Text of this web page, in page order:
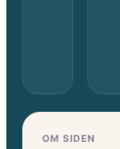
OM SIDEN